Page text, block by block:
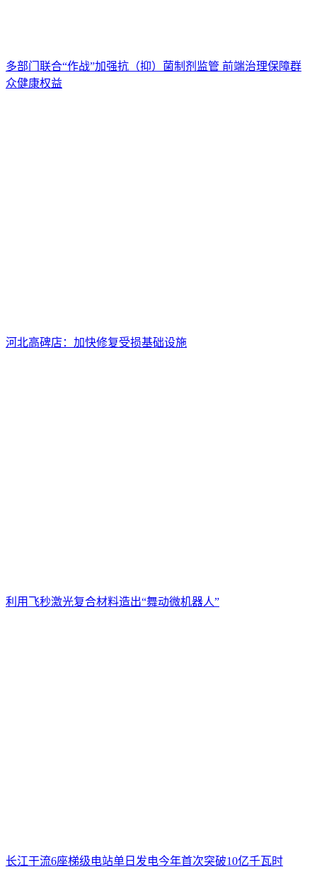
多部门联合“作战”加强抗（抑）菌制剂监管 前端治理保障群
众健康权益
河北高碑店：加快修复受损基础设施
利用飞秒激光复合材料造出“舞动微机器人”
长江干流6座梯级电站单日发电今年首次突破10亿千瓦时